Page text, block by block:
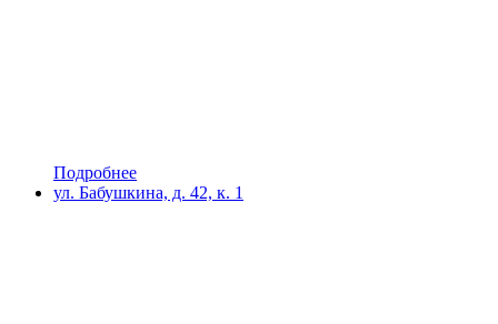
Подробнее
ул. Бабушкина, д. 42, к. 1